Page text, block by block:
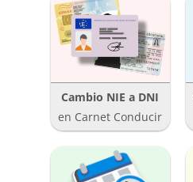
Cambio NIE a DNI
en Carnet Conducir